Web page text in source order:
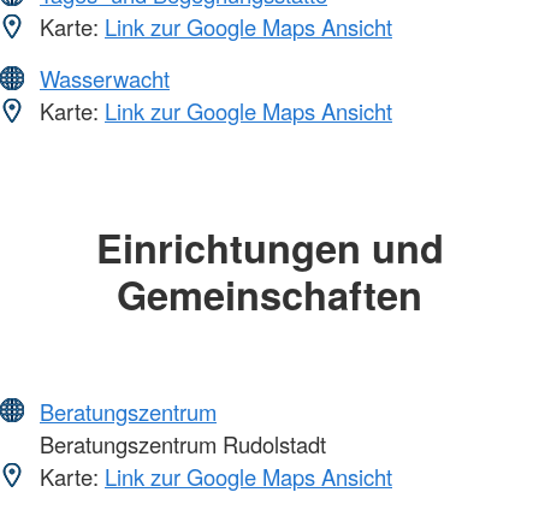
Karte: Link zur Google Maps Ansicht
Wasserwacht
Karte: Link zur Google Maps Ansicht
Einrichtungen und
Gemeinschaften
Beratungszentrum
Beratungszentrum Rudolstadt
Karte: Link zur Google Maps Ansicht